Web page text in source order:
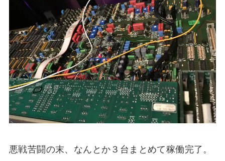
悪戦苦闘の末、なんとか３台まとめて稼働完了。